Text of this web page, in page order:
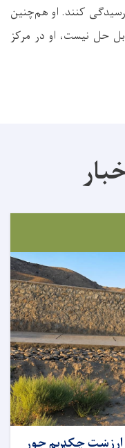
کنند. او هم‌چنین
حل نیست، او در مرکز